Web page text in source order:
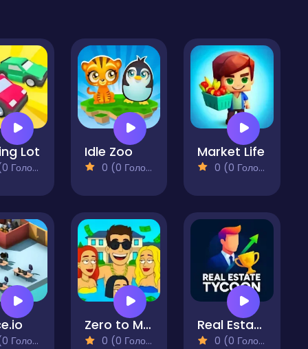
Lot Idle Zoo
0 (0 Голосів)
Market Life
0 (0 Голосів)
Zero to Millionaire!
0 (0 Голосів)
Real Estate Tycoon
0 (0 Голосів)